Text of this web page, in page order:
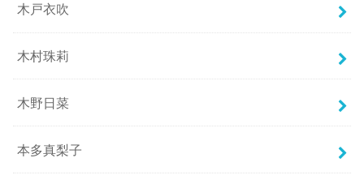
木戸衣吹
木村珠莉
木野日菜
本多真梨子